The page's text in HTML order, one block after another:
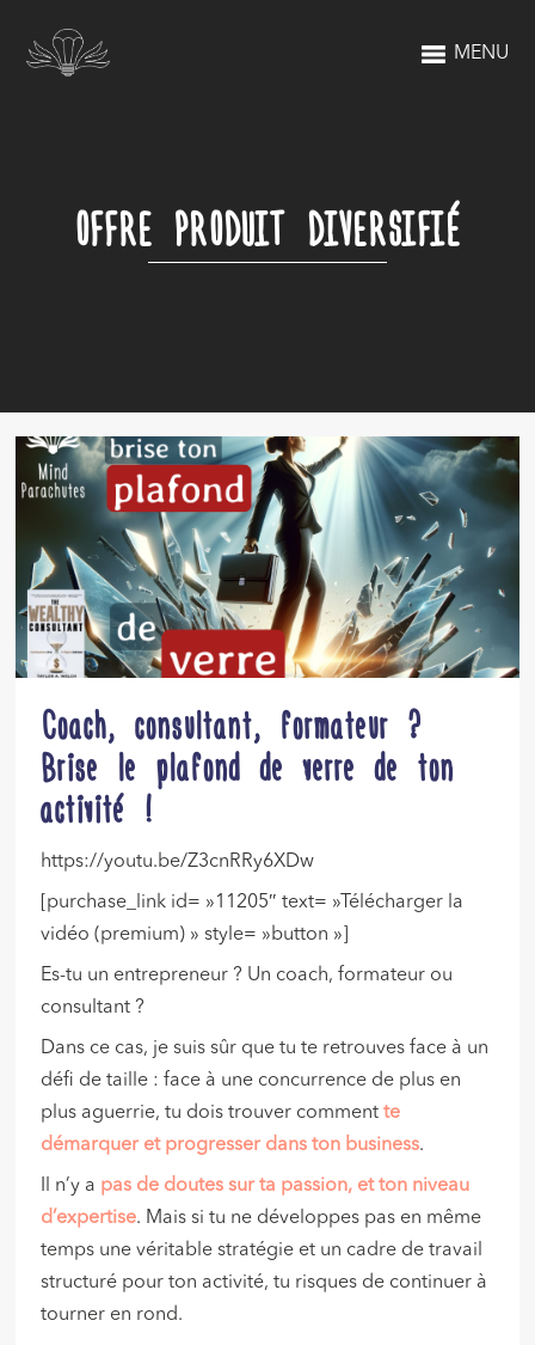
MENU
OFFRE PRODUIT DIVERSIFIÉ
Coach, consultant, formateur ?
Brise le plafond de verre de ton
activité !
https://youtu.be/Z3cnRRy6XDw
[purchase_link id= »11205″ text= »Télécharger la
vidéo (premium) » style= »button »]
Es-tu un entrepreneur ? Un coach, formateur ou
consultant ?
Dans ce cas, je suis sûr que tu te retrouves face à un
défi de taille : face à une concurrence de plus en
plus aguerrie, tu dois trouver commentte
démarquer et progresser dans ton business.
Il n’y a pas de doutes sur ta passion, et ton niveau
d’expertise. Mais si tu ne développes pas en même
temps une véritable stratégie et un cadre de travail
structuré pour ton activité, tu risques de continuer à
tourner en rond.